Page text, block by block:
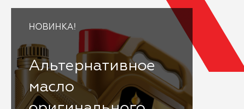
НОВИНКА!
Альтернативное
масло